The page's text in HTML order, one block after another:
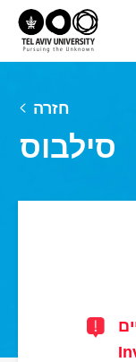
חזרה
סילבוס